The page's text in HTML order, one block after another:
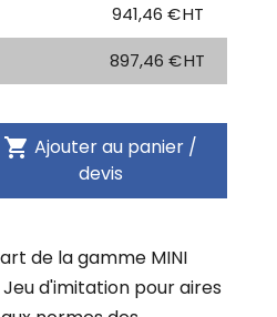
941,46 € HT
897,46 € HT
shopping_cart Ajouter au panier /
devis
de la gamme MINI
Jeu d'imitation pour aires